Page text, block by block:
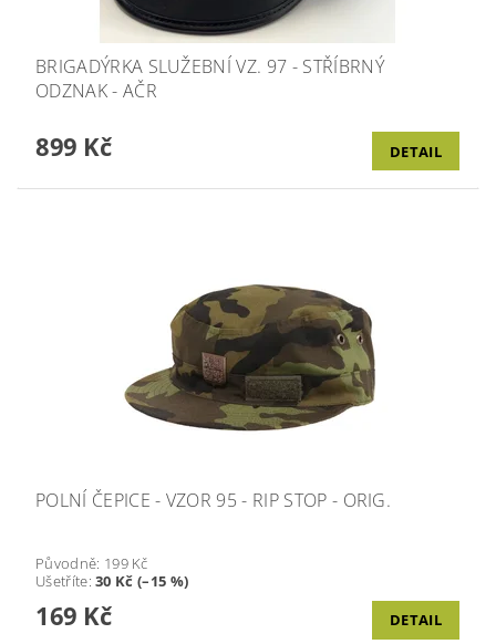
BRIGADÝRKA SLUŽEBNÍ VZ. 97 - STŘÍBRNÝ
ODZNAK - AČR
899 Kč DETAIL
POLNÍ ČEPICE - VZOR 95 - RIP STOP - ORIG.
Původně: 199 Kč
Ušetříte:30 Kč (–15 %)
169 Kč DETAIL